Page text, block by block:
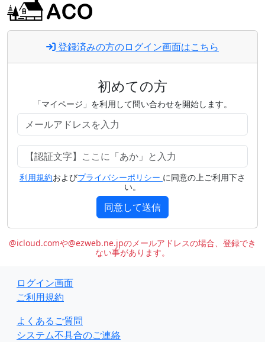
登録済みの方のログイン画面はこちら
初めての方
「マイページ」を利用して問い合わせを開始します。
利用規約およびプライバシーポリシー に同意の上ご利用下さ
い。
同意して送信
@icloud.comや@ezweb.ne.jpのメールアドレスの場合、登録でき
ない事があります。
ログイン画面
ご利用規約
よくあるご質問
システム不具合のご連絡